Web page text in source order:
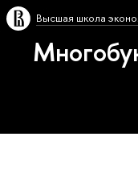
Высшая школа